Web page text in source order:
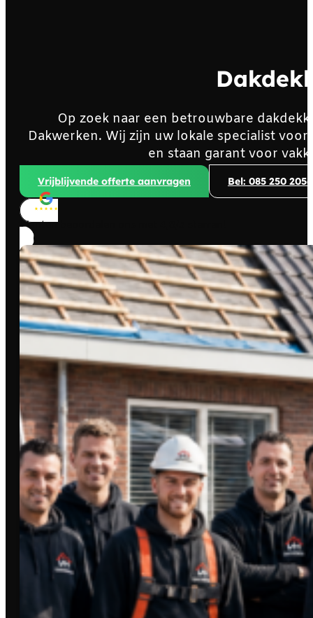
Op zoek naar een betrouwbare
Dakwerken. Wij zijn uw lokale specialist
en staan garant voor
Vrijblijvende offerte aanvragen Bel: 085 250 2056
Klanten beoordelen ons met